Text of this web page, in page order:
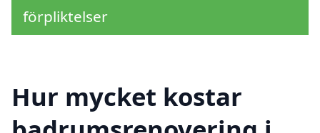
förpliktelser
Hur mycket kostar